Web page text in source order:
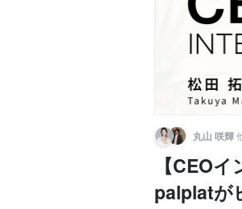
丸山 咲輝
【CEO
palplatが